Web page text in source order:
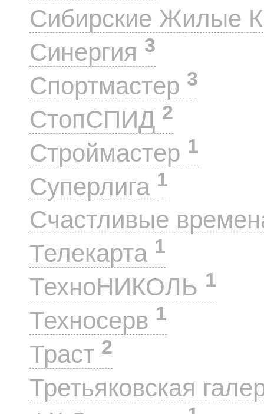
Сибирские Жилые
Синергия 3
Спортмастер 3
СтопСПИД 2
Строймастер 1
Суперлига 1
Счастливые
Телекарта 1
ТехноНИКОЛЬ 1
Техносерв 1
Траст 2
Третьяковская